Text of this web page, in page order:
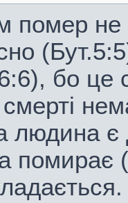
помер не
бо це
людина є
помирає